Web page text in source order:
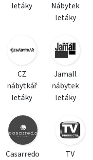
letáky
Nábytek
letáky
CZ
nábytkář
letáky
Jamall
nábytek
letáky
Casarredo
TV